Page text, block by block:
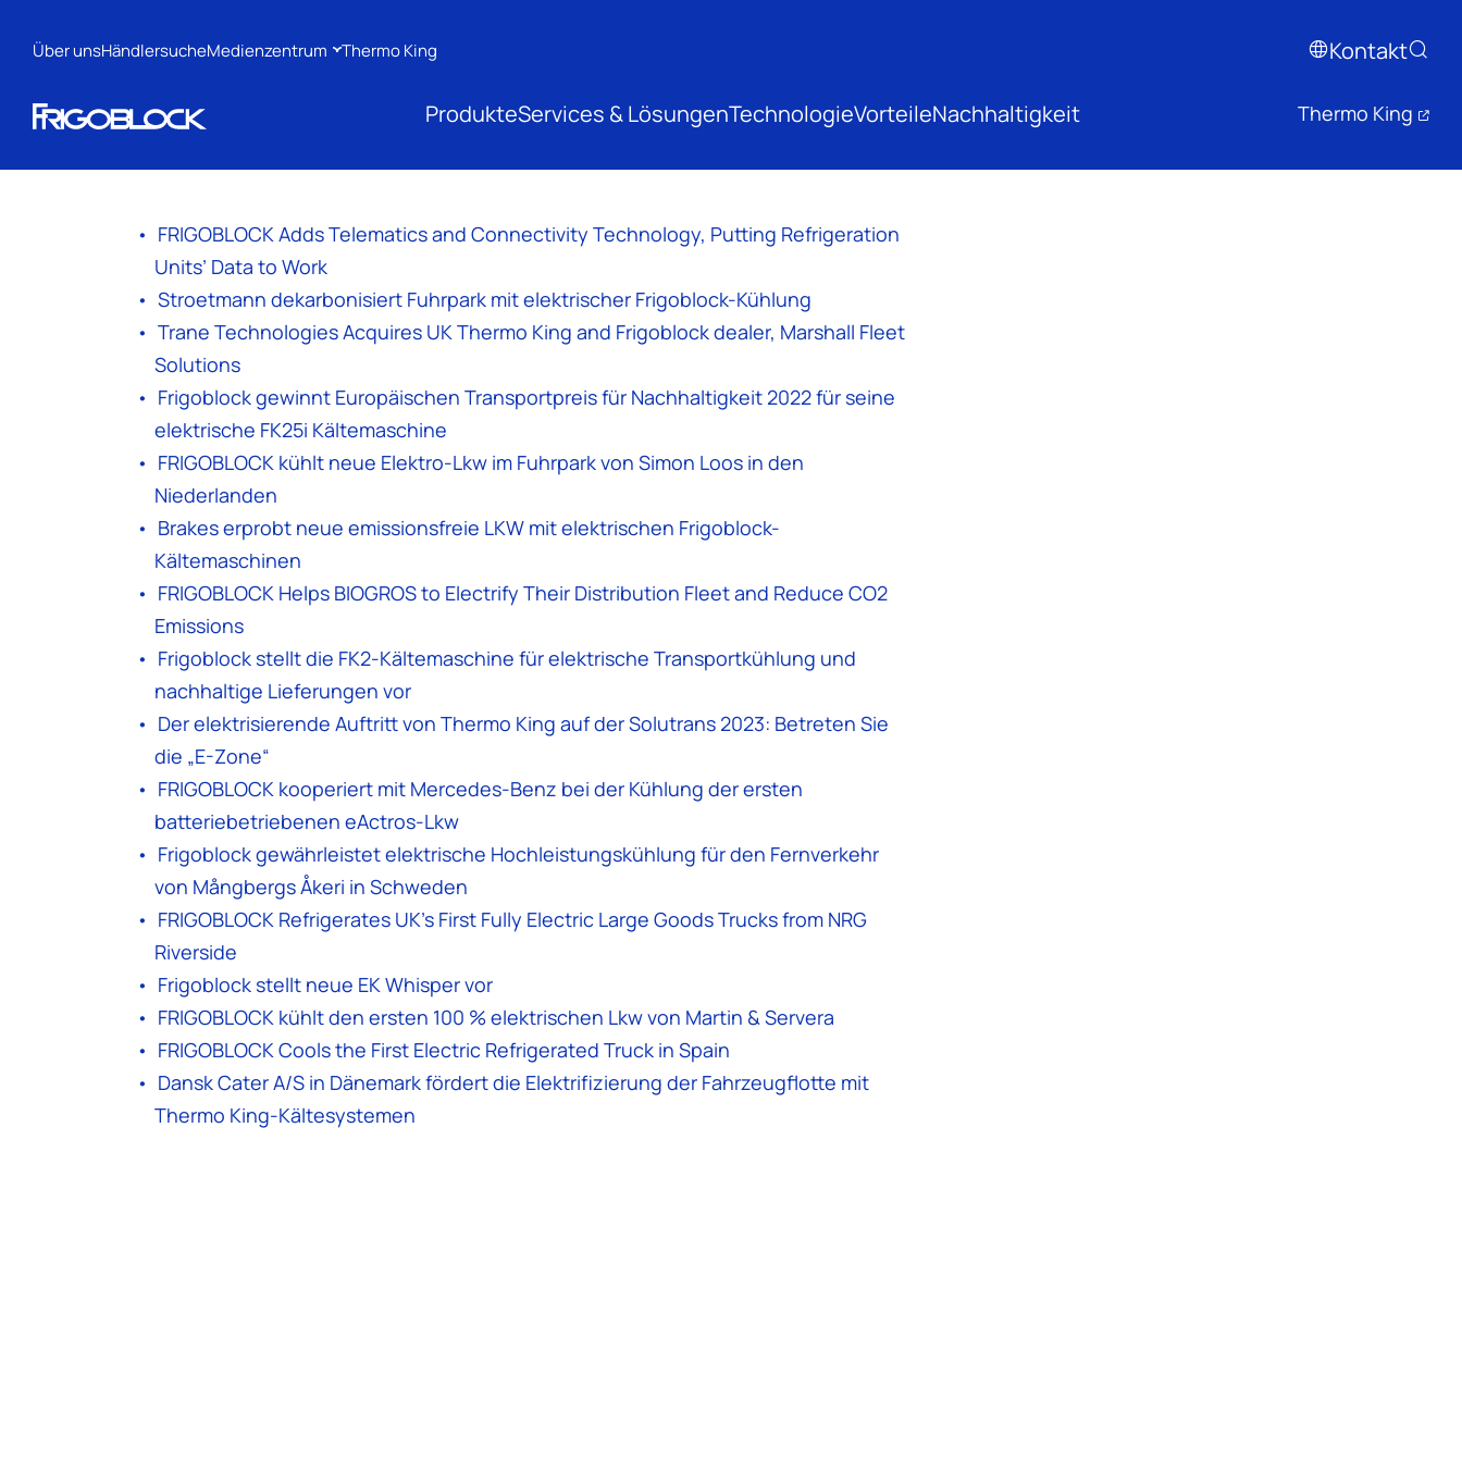
Über unsHändlersucheMedienzentrum Thermo King Kontakt
ProdukteServices & LösungenTechnologieVorteileNachhaltigkeit Thermo King
FRIGOBLOCK Adds Telematics and Connectivity Technology, Putting Refrigeration
Units’ Data to Work
Stroetmann dekarbonisiert Fuhrpark mit elektrischer Frigoblock-Kühlung
Trane Technologies Acquires UK Thermo King and Frigoblock dealer, Marshall Fleet
Solutions
Frigoblock gewinnt Europäischen Transportpreis für Nachhaltigkeit 2022 für seine
elektrische FK25i Kältemaschine
FRIGOBLOCK kühlt neue Elektro-Lkw im Fuhrpark von Simon Loos in den
Niederlanden
Brakes erprobt neue emissionsfreie LKW mit elektrischen Frigoblock-
Kältemaschinen
FRIGOBLOCK Helps BIOGROS to Electrify Their Distribution Fleet and Reduce CO2
Emissions
Frigoblock stellt die FK2-Kältemaschine für elektrische Transportkühlung und
nachhaltige Lieferungen vor
Der elektrisierende Auftritt von Thermo King auf der Solutrans 2023: Betreten Sie
die „E-Zone“
FRIGOBLOCK kooperiert mit Mercedes-Benz bei der Kühlung der ersten
batteriebetriebenen eActros-Lkw
Frigoblock gewährleistet elektrische Hochleistungskühlung für den Fernverkehr
von Mångbergs Åkeri in Schweden
FRIGOBLOCK Refrigerates UK’s First Fully Electric Large Goods Trucks from NRG
Riverside
Frigoblock stellt neue EK Whisper vor
FRIGOBLOCK kühlt den ersten 100 % elektrischen Lkw von Martin & Servera
FRIGOBLOCK Cools the First Electric Refrigerated Truck in Spain
Dansk Cater A/S in Dänemark fördert die Elektrifizierung der Fahrzeugflotte mit
Thermo King-Kältesystemen